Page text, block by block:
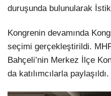
duruşunda bulunularak
Kongrenin devamında
seçimi gerçekleştirildi.
Bahçeli’nin Merkez İlçe
da katılımcılarla paylaşıldı.